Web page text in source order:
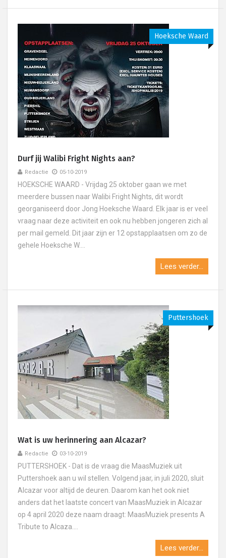
Hoeksche Waard
Durf jij Walibi Fright Nights aan?
Redactie 05-10-2019
HOEKSCHE WAARD - Vrijdag 25 oktober gaan we met
meerdere bussen naar Walibi Fright Nights, dit wordt
georganiseerd door Jong Hoeksche Waard. Elk jaar is er veel
vraag naar deze activiteit en ook nu hebben jongeren zich al
per mail gemeld. Dit jaar zijn er 12 opstapplaatsen om zo de
gehele Hoeksche W....
Lees verder...
Puttershoek
Wat is uw herinnering aan Alcazar?
Redactie 03-10-2019
PUTTERSHOEK - Dat is de vraag die MaasMuziek uit
Puttershoek aan u wil stellen. Volgend jaar, in juli 2020, sluit
Alcazar voor altijd de deuren. Daarom kan het ook niet
anders dat het laatste concert van MaasMuziek in Alcazar
op 4 april 2020 deze naam draagt: MaasMuziek presents A
Tribute to Alcaza....
Lees verder...